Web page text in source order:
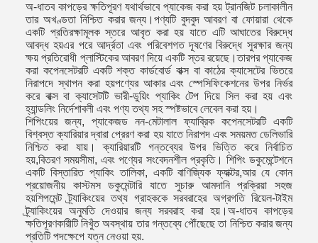
অ-ধাতব কাপড়ের ক্ষতিপূরণ যথার্থভাবে প্যাকেজ করা হয় ট্রানজিট চলাকালীন
তার অখণ্ডতা নিশ্চিত করার জন্য।পণ্যটি বুদবুদ আবরণ বা ফোয়ারা থেকে
একটি প্রতিরক্ষামূলক স্তরে আবৃত করা হয় যাতে এটি আঘাতের বিরুদ্ধে
আবদ্ধ হয়এর পরে আর্দ্রতা এবং পরিবেশগত দূষণের বিরুদ্ধে সুরক্ষার জন্য
ক্ষয় প্রতিরোধী প্লাস্টিকের আবরণ দিয়ে একটি স্তর রয়েছে।তারপর প্যাকেজ
করা কপেনসেটরটি একটি শক্ত কার্ডবোর্ড বাক্স বা কাঠের ক্যাসেটের ভিতরে
নিরাপদে স্থাপন করা হয়পণ্যের আকার এবং স্পেসিফিকেশনের উপর নির্ভর
করে বাক্স বা ক্যাসেটটি ভারী-ডুয়িং প্যাকিং টেপ দিয়ে সিল করা হয় এবং
হ্যান্ডলিং নির্দেশাবলী এবং পণ্য তথ্য সহ স্পষ্টভাবে লেবেল করা হয়।
শিপিংয়ের জন্য, প্যাকেজড নন-মেটালাল ফ্যাব্রিক কপেনসেটরটি একটি
বিশ্বস্ত ক্যারিয়ার দ্বারা প্রেরণ করা হয় যাতে নিরাপদ এবং সময়মত ডেলিভারি
নিশ্চিত করা যায়। ক্যারিয়ারটি গন্তব্যের উপর ভিত্তি করে নির্বাচিত
হয়,বিতরণ সময়সীমা, এবং পণ্যের সংবেদনশীল প্রকৃতি। শিপিং ডকুমেন্টেশনে
একটি বিস্তারিত প্যাকিং তালিকা, একটি বাণিজ্যিক ফ্যাক্টর,আর যে কোন
প্রয়োজনীয় কাস্টমস ডকুমেন্টারি যাতে সুচারু আমদানি প্রক্রিয়া সহজ
হয়শিপমেন্ট ট্র্যাকিংয়ের তথ্য গ্রাহককে সরবরাহের অগ্রগতি রিয়েল-টাইম
ট্র্যাকিংয়ের অনুমতি দেওয়ার জন্য সরবরাহ করা হয়।অ-ধাতব কাপড়ের
ক্ষতিপূরণকারীটি নিখুঁত অবস্থায় তার গন্তব্যে পৌঁছেছে তা নিশ্চিত করার জন্য
প্রতিটি পদক্ষেপে যত্ন নেওয়া হয়.